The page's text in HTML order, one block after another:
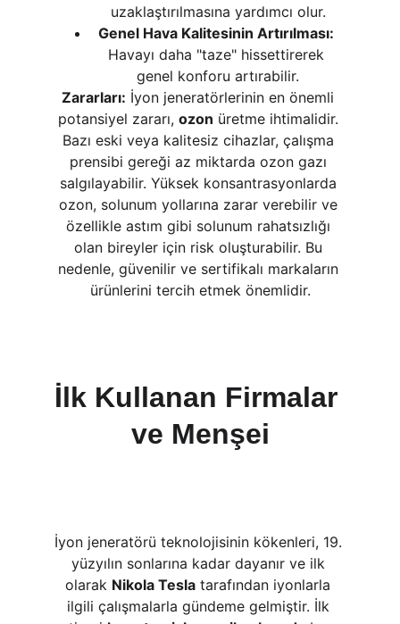
uzaklaştırılmasına yardımcı olur.
Genel Hava Kalitesinin Artırılması:
Havayı daha "taze" hissettirerek
genel konforu artırabilir.
Zararları: İyon jeneratörlerinin en önemli
potansiyel zararı, ozon üretme ihtimalidir.
Bazı eski veya kalitesiz cihazlar, çalışma
prensibi gereği az miktarda ozon gazı
salgılayabilir. Yüksek konsantrasyonlarda
ozon, solunum yollarına zarar verebilir ve
özellikle astım gibi solunum rahatsızlığı
olan bireyler için risk oluşturabilir. Bu
nedenle, güvenilir ve sertifikalı markaların
ürünlerini tercih etmek önemlidir.
İlk Kullanan Firmalar
ve Menşei
İyon jeneratörü teknolojisinin kökenleri, 19.
yüzyılın sonlarına kadar dayanır ve ilk
olarak Nikola Tesla tarafından iyonlarla
ilgili çalışmalarla gündeme gelmiştir. İlk